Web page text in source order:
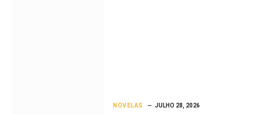
NOVELAS JULHO 28, 2026